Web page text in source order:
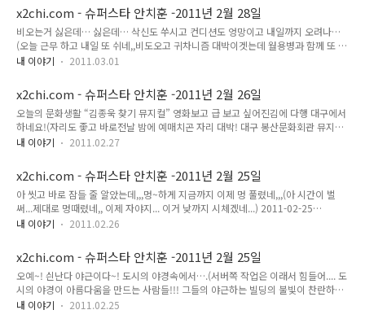
x2chi.com - 슈퍼스타 안치훈 -2011년 2월 28일
비오는거 싫은데… 싫은데… 삭신도 쑤시고 컨디션도 엉망이고 내일까지 오려나…
(오늘 근무 하고 내일 또 쉬네,,비도오고 귀차니즘 대박이겟는데 월용병과 함께 또 휴
무라.... me2photo) 2011-02-28 08:42:19 우어 은행 2곳 들렀는데 40명식 대기
처리가 좀더 빠른듯 2fb me2mobile) 2011-02-28 15:39:58 이 글은 슈퍼스타님
의 2011년 2월 28일의 미투데이 내용입니다.
내 이야기 2011.03.01
x2chi.com - 슈퍼스타 안치훈 -2011년 2월 26일
오늘의 문화생활 “김종욱 찾기 뮤지컬” 영화보고 급 보고 싶어진김에 다행 대구에서
하네요!(자리도 좋고 바로전날 밤에 예매치곤 자리 대박! 대구 봉산문화회관 뮤지컬
2fb me2mobile me2photo) 2011-02-26 18:20:17 이 글은 슈퍼스타님의 2011
내 이야기 2011.02.27
x2chi.com - 슈퍼스타 안치훈 -2011년 2월 25일
아 씻고 바로 잠들 줄 알았는데,,,멍~하게 지금까지 이제 멍 풀렸네,,,(아 시간이 벌
써...제대로 멍때렸네,, 이제 자야지... 이거 낮까지 시체겠네...) 2011-02-25
04:03:37 엉? 이거 하나씩 다올리는거야?? 이번엔 오버 안했네…(요번달은 카톡 네
언제까지 이러고 있을테냐! ㅋㅋ(Microsoft Windows 7 Ultimate update
me2mobile me2photo) 2011-02-25 18:00:13 중년 커플 대구 메리츠빌딩 앞에
서 불꽃 키스와 애정행위 작렬 아저씨 애교! ㅋㅋ(50대 초반의 커플 애정
me2mobile) 2011-02-25 22:06:52 곰장어? 생으..
내 이야기 2011.02.26
x2chi.com - 슈퍼스타 안치훈 -2011년 2월 25일
오예~! 싄난다 야근이다~! 도시의 야경속에서….(서버쪽 작업은 이래서 힘들어.... 도
시의 야경이 아름다움을 만드는 사람들!!! 그들의 야근하는 빌딩의 불빛이 찬란하기
에 도시의 야경이 아름답다고 치자,에고....) 2011-02-24 00:45:39 훈제 반마리 생
내 이야기 2011.02.25